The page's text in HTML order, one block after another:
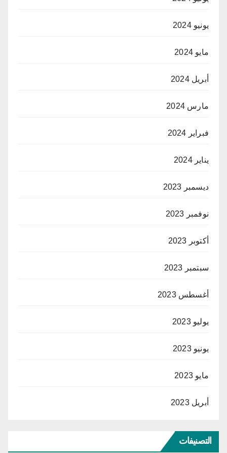
يونيو 2024
مايو 2024
أبريل 2024
مارس 2024
فبراير 2024
يناير 2024
ديسمبر 2023
نوفمبر 2023
أكتوبر 2023
سبتمبر 2023
أغسطس 2023
يوليو 2023
يونيو 2023
مايو 2023
أبريل 2023
التصنيفات